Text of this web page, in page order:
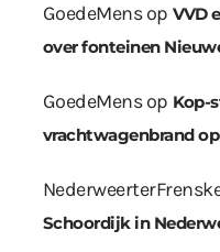
GoedeMensop VVD
over fonteinen
GoedeMensop Kop-
vrachtwagenbrand
Schoordijk in